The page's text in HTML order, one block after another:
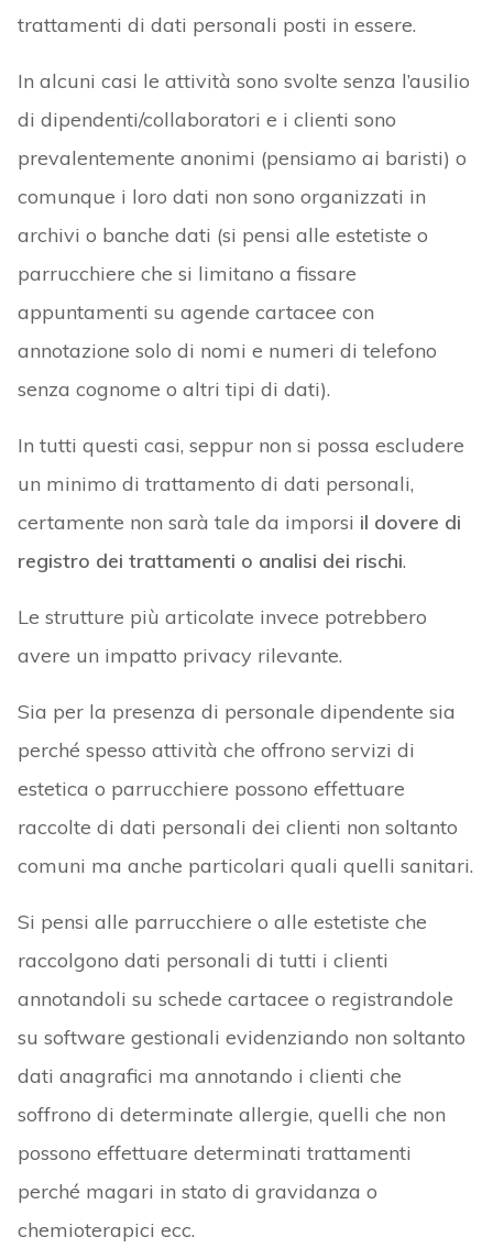
trattamenti di dati personali posti in essere.
In alcuni casi le attività sono svolte senza l’ausilio
di dipendenti/collaboratori e i clienti sono
prevalentemente anonimi (pensiamo ai baristi) o
comunque i loro dati non sono organizzati in
archivi o banche dati (si pensi alle estetiste o
parrucchiere che si limitano a fissare
appuntamenti su agende cartacee con
annotazione solo di nomi e numeri di telefono
senza cognome o altri tipi di dati).
In tutti questi casi, seppur non si possa escludere
un minimo di trattamento di dati personali,
certamente non sarà tale da imporsi il dovere di
registro dei trattamenti o analisi dei rischi.
Le strutture più articolate invece potrebbero
avere un impatto privacy rilevante.
Sia per la presenza di personale dipendente sia
perché spesso attività che offrono servizi di
estetica o parrucchiere possono effettuare
raccolte di dati personali dei clienti non soltanto
comuni ma anche particolari quali quelli sanitari.
Si pensi alle parrucchiere o alle estetiste che
raccolgono dati personali di tutti i clienti
annotandoli su schede cartacee o registrandole
su software gestionali evidenziando non soltanto
dati anagrafici ma annotando i clienti che
soffrono di determinate allergie, quelli che non
possono effettuare determinati trattamenti
perché magari in stato di gravidanza o
chemioterapici ecc.